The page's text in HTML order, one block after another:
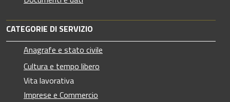
CATEGORIE DI SERVIZIO
Anagrafe e stato civile
Cultura e tempo libero
Vita lavorativa
Imprese e Commercio